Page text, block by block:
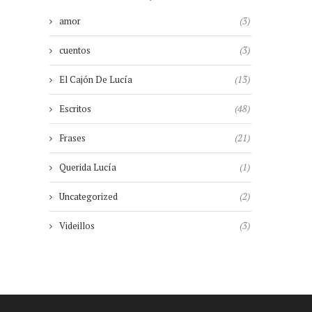
amor (3)
cuentos (3)
El Cajón De Lucía (13)
Escritos (48)
Frases (21)
Querida Lucía (1)
Uncategorized (2)
Videillos (3)